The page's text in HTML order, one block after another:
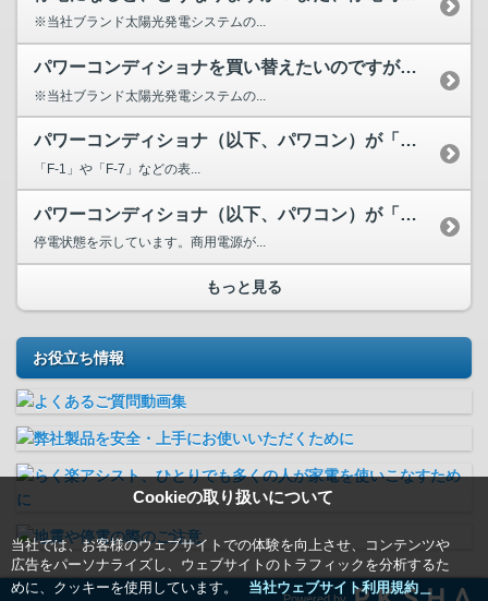
Cookieの取り扱いについて
当社では、お客様のウェブサイトでの体験を向上させ、コンテンツや
広告をパーソナライズし、ウェブサイトのトラフィックを分析するた
めに、クッキーを使用しています。
当社ウェブサイト利用規約＿
※当社ブランド太陽光発電システムの...
パワーコンディショナを買い替えたいのですが後継機種はありますか？
※当社ブランド太陽光発電システムの...
パワーコンディショナ（以下、パワコン）が「F-〇」（〇は数...
「F-1」や「F-7」などの表...
パワーコンディショナ（以下、パワコン）が「L-Lo」または...
停電状態を示しています。商用電源が...
もっと見る
お役立ち情報